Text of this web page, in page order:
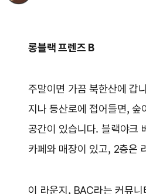
롱블랙 프렌즈 B
주말이면 가끔 북한산에 갑
지나 등산로에 접어들면,
공간이 있습니다. 블랙야크
카페와 매장이 있고, 2층은
이 라운지, BAC라는 커뮤